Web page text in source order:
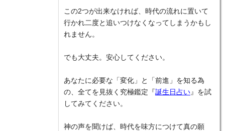
この2つが出来なければ、時代の流れに置いて
行かれ二度と追いつけなくなってしまうかもし
れません。
でも大丈夫。安心してください。
あなたに必要な「変化」と「前進」を知る為
の、全てを見抜く究極鑑定『誕生日占い 』を試
してみてください。
神の声を聞けば、時代を味方につけて真の願